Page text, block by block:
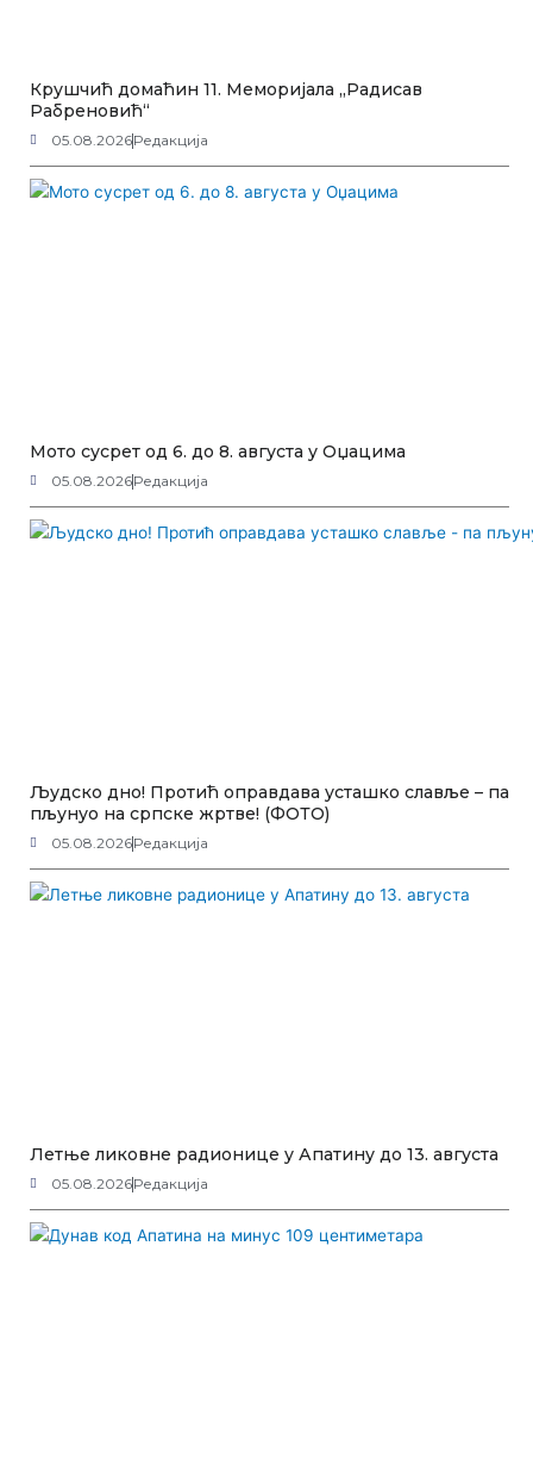
Крушчић домаћин 11. Меморијала „Радисав
Рабреновић“
05.08.2026Редакција
Мото сусрет од 6. до 8. августа у Оџацима
05.08.2026Редакција
Људско дно! Протић оправдава усташко славље – па
пљунуо на српске жртве! (ФОТО)
05.08.2026Редакција
Летње ликовне радионице у Апатину до 13. августа
05.08.2026Редакција